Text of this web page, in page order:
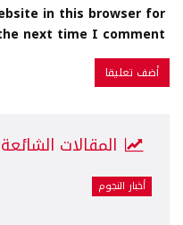
in this browser for
next time I comment.
المقالات الشائعة
أخبار النجوم